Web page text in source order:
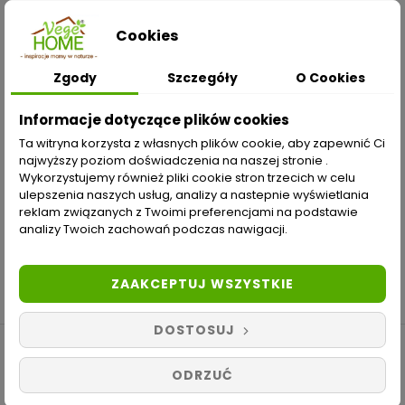
INFORMACJE
ZAKUPY
Moje konto
Opcje dostawy
Metody płatności
Cookies
Zgody Szczegóły O Cookies
Informacje dotyczące plików cookies
Ta witryna korzysta z własnych plików cookie, aby zapewnić Ci
najwyższy poziom doświadczenia na naszej stronie .
Wykorzystujemy również pliki cookie stron trzecich w celu
ulepszenia naszych usług, analizy a nastepnie wyświetlania
reklam związanych z Twoimi preferencjami na podstawie
analizy Twoich zachowań podczas nawigacji.
ODRZUĆ
DOSTOSUJ
ZAAKCEPTUJ WSZYSTKIE
Odstąp od umowy tutaj
Copyright © 2019-2021 Vegehome.pl. Wszelkie
prawa zastrzeżone.